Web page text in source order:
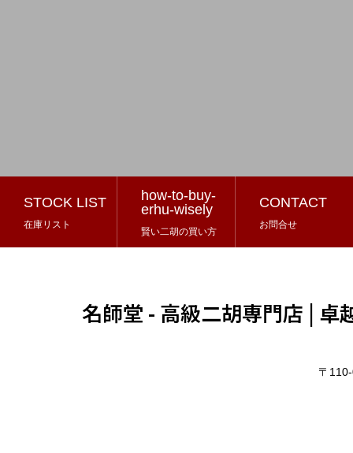
STOCK LIST
在庫リスト
how-to-buy-
erhu-wisely
賢い二胡の買い方
CONTACT
お問合せ
名師堂 - 高級二胡専門店 | 卓
〒